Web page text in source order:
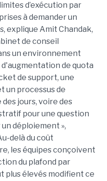
d’exécution par
à demander un
explique Amit Chandak,
de conseil
un environnement
de quota
de support, une
un processus de
jours, voire des
pour une question
déploiement »,
delà du coût
les équipes conçoivent
du plafond par
plus élevés modifient ce